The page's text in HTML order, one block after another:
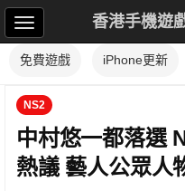
香港手機遊
免費遊戲 iPhone更新
NS2
中村悠一都落選
熱議 藝人公眾人